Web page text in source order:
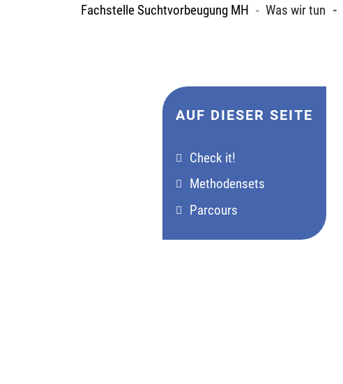
Fachstelle Suchtvorbeugung MH Was wir tun
AUF DIESER SEITE
Check it!
Methodensets
Parcours